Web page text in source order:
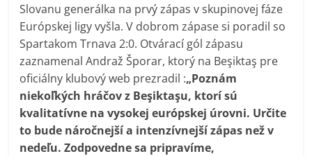
Slovanu generálka na prvý zápas v skupinovej fáze
Európskej ligy vyšla. V dobrom zápase si poradil so
Spartakom Trnava 2:0. Otvárací gól zápasu
zaznamenal Andraž Šporar, ktorý na Beşiktaş pre
oficiálny klubový web prezradil :„Poznám
niekoľkých hráčov z Beşiktaşu, ktorí sú
kvalitatívne na vysokej európskej úrovni. Určite
to bude náročnejší a intenzívnejší zápas než v
nedeľu. Zodpovedne sa pripravíme,